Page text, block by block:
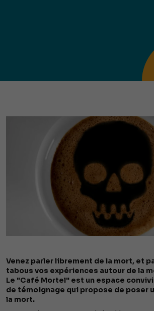
Venez parler librement de la mort, et
tabous vos expériences autour de la
Le "Café Mortel" est un espace
de témoignage qui propose de poser
la mort.